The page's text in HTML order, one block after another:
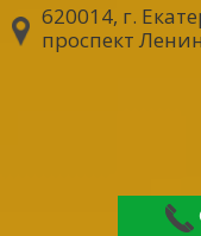
620014, г.
проспект